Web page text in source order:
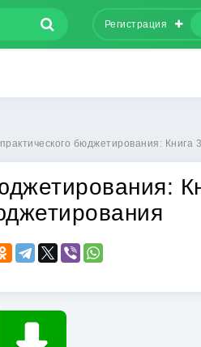
Регистрация
бюджетирования: Книга 3: Финансовая